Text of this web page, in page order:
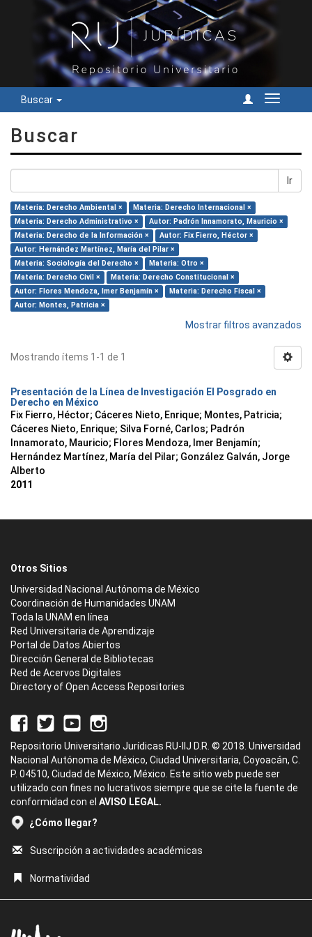
Buscar
Cambiar
Buscar
Ir
Materia: Derecho Ambiental ×
Materia: Derecho Internacional ×
Materia: Derecho Administrativo ×
Autor: Padrón Innamorato, Mauricio ×
Materia: Derecho de la Información ×
Autor: Fix Fierro, Héctor ×
Autor: Hernández Martínez, María del Pilar ×
Materia: Sociología del Derecho ×
Materia: Otro ×
Materia: Derecho Civil ×
Materia: Derecho Constitucional ×
Autor: Flores Mendoza, Imer Benjamín ×
Materia: Derecho Fiscal ×
Autor: Montes, Patricia ×
Mostrar filtros avanzados
Mostrando ítems 1-1 de 1
Presentación de la Línea de Investigación El Posgrado en
Derecho en México
Fix Fierro, Héctor; Cáceres Nieto, Enrique; Montes, Patricia;
Cáceres Nieto, Enrique; Silva Forné, Carlos; Padrón
Innamorato, Mauricio; Flores Mendoza, Imer Benjamín;
Hernández Martínez, María del Pilar; González Galván, Jorge
Alberto
2011
Otros Sitios
Universidad Nacional Autónoma de México
Coordinación de Humanidades UNAM
Toda la UNAM en línea
Red Universitaria de Aprendizaje
Portal de Datos Abiertos
Dirección General de Bibliotecas
Red de Acervos Digitales
Directory of Open Access Repositories
Repositorio Universitario Jurídicas RU-IIJ D.R. © 2018. Universidad
Nacional Autónoma de México, Ciudad Universitaria, Coyoacán, C.
P. 04510, Ciudad de México, México. Este sitio web puede ser
utilizado con fines no lucrativos siempre que se cite la fuente de
conformidad con el AVISO LEGAL.
¿Cómo llegar?
Suscripción a actividades académicas
Normatividad